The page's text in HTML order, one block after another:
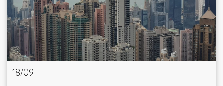
18/09